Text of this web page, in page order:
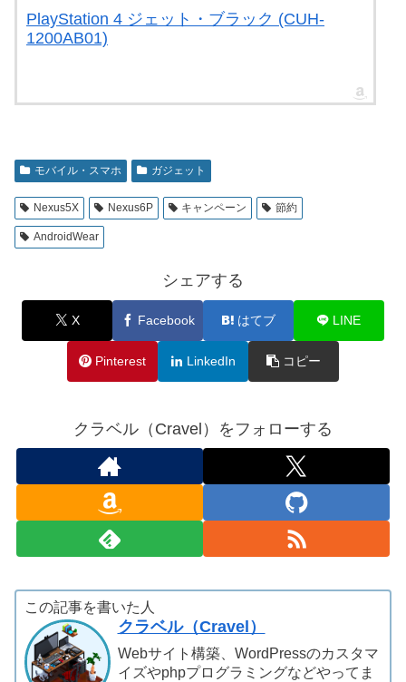
PlayStation 4 ジェット・ブラック (CUH-
1200AB01)
モバイル・スマホ ガジェット
Nexus5X Nexus6P キャンペーン 節約
AndroidWear
シェアする
X Facebook はてブ LINE
Pinterest LinkedIn コピー
クラベル（Cravel）をフォローする
この記事を書いた人
クラベル（Cravel）
Webサイト構築、WordPressのカスタマ
イズやphpプログラミングなどやってま